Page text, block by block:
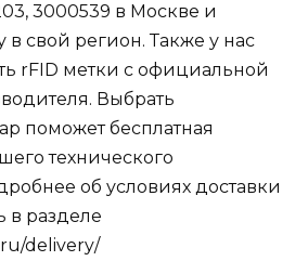
3000539 в Москве и
в свой регион. Также у нас
rFID метки с официальной
Выбрать
поможет бесплатная
технического
об условиях доставки
в разделе
delivery/